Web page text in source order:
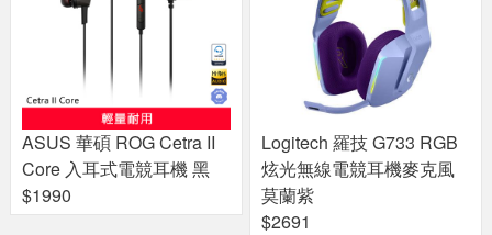
ASUS 華碩 ROG Cetra II
Core 入耳式電競耳機 黑
$1990
Logitech 羅技 G733 RGB
炫光無線電競耳機麥克風
莫蘭紫
$2691